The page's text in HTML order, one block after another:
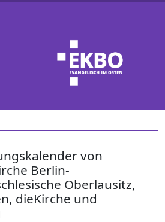
von
Berlin-
Oberlausitz,
dieKirche und